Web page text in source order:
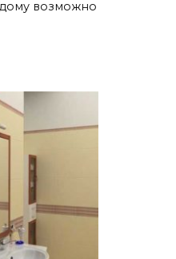
возможно